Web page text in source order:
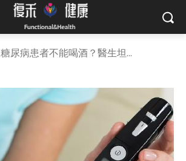
糖尿病患者不能喝酒？醫生坦...